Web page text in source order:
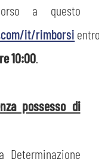
a questo
it/rimborsi
10:00
possesso di